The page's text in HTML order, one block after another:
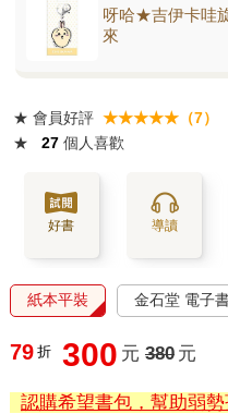
呀哈★吉伊卡哇
來
★ 會員好評 ★★★★★（7）
★
27 個人喜歡
好書 導讀
紙本平裝 金石堂 電子
79 折 300 元 380 元
認購希望書包，幫助弱勢